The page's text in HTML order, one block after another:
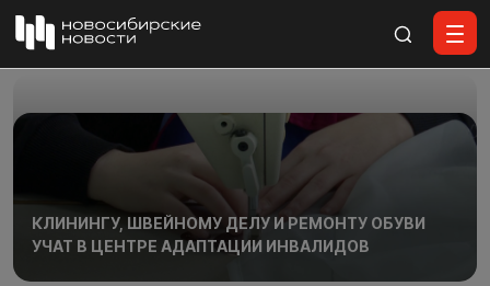
КЛИНИНГУ, ШВЕЙНОМУ ДЕЛУ И РЕМОНТУ ОБУВИ
УЧАТ В ЦЕНТРЕ АДАПТАЦИИ ИНВАЛИДОВ